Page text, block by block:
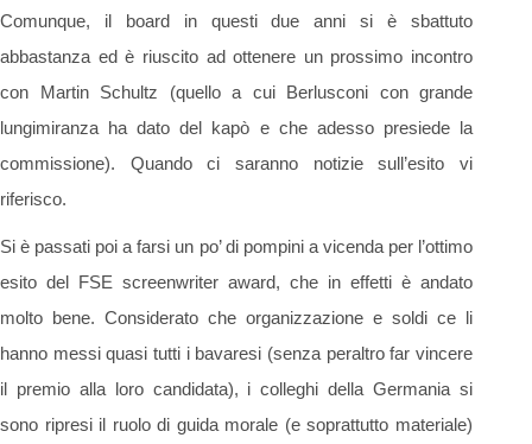
Comunque, il board in questi due anni si è sbattuto
abbastanza ed è riuscito ad ottenere un prossimo incontro
con Martin Schultz (quello a cui Berlusconi con grande
lungimiranza ha dato del kapò e che adesso presiede la
commissione). Quando ci saranno notizie sull’esito vi
riferisco.
Si è passati poi a farsi un po’ di pompini a vicenda per l’ottimo
esito del FSE screenwriter award, che in effetti è andato
molto bene. Considerato che organizzazione e soldi ce li
hanno messi quasi tutti i bavaresi (senza peraltro far vincere
il premio alla loro candidata), i colleghi della Germania si
sono ripresi il ruolo di guida morale (e soprattutto materiale)